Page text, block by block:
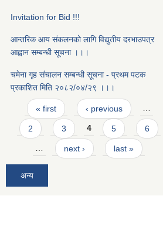
Invitation for Bid !!!
आन्तरिक आय संकलनको लागि विद्युतीय दरभाउपत्र
आह्वान सम्बन्धी सूचना ।।।
चमेना गृह स‌ंचालन सम्बन्धी सूचना - प्रथम पटक
प्रकाशित मिति २०८२/०४/२९ ।।।
Pages
« first ‹ previous …
2 3 4 5 6
… next › last »
अन्य